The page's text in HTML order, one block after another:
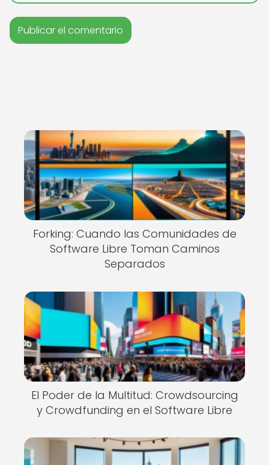
Forking: Cuando las Comunidades de
Software Libre Toman Caminos
Separados
El Poder de la Multitud: Crowdsourcing
y Crowdfunding en el Software Libre